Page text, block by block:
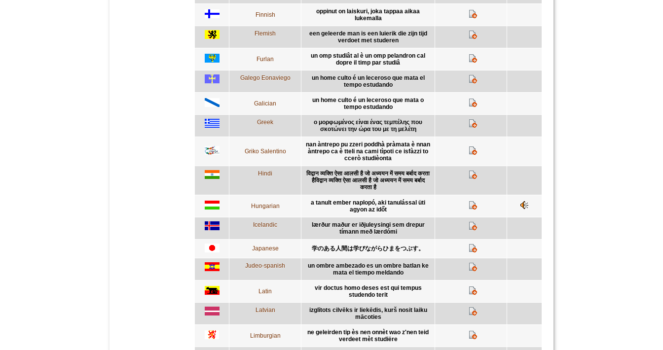
Finnish
oppinut on laiskuri, joka tappaa aikaa
lukemalla
Flemish
een geleerde man is een luierik die zijn tijd
verdoet met studeren
Furlan
un omp studiât al è un omp pelandron cal
dopre il timp par studiâ
Galego Eonaviego
un home culto é un leceroso que mata el
tempo estudando
Galician
un home culto é un leceroso que mata o
tempo estudando
Greek
ο μορφωμένος είναι ένας τεμπέλης που
σκοτώνει την ώρα του με τη μελέτη
Griko Salentino
nan àntrepo pu zzeri poddhà pràmata è nnan
àntrepo ca è tteli na cami tìpoti ce isfàzzi to
ccerò studièonta
Hindi
विद्वान व्यक्ति ऐसा आलसी है जो अध्ययन में समय बर्बाद करता
हैविद्वान व्यक्ति ऐसा आलसी है जो अध्ययन में समय बर्बाद
करता है
Hungarian
a tanult ember naplopó, aki tanulással üti
agyon az időt
Icelandic
lærður maður er iðjuleysingi sem drepur
tímann með lærdómi
Japanese 学のある人間は学びながらひまをつぶす。
Judeo-spanish
un ombre ambezado es un ombre batlan ke
mata el tiempo meldando
Latin
vir doctus homo deses est qui tempus
studendo terit
Latvian
izglītots cilvēks ir liekēdis, kurš nosit laiku
mācoties
Limburgian
ne geleirden tip ès nen onnèt wao z'nen teid
verdeet mèt studiëre